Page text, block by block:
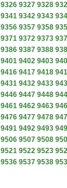
9326 9327 9328
9341 9342 9343
9356 9357 9358
9371 9372 9373
9386 9387 9388
9401 9402 9403
9416 9417 9418
9431 9432 9433
9446 9447 9448
9461 9462 9463
9476 9477 9478
9491 9492 9493
9506 9507 9508
9521 9522 9523
9536 9537 9538